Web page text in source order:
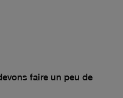
faire un peu de